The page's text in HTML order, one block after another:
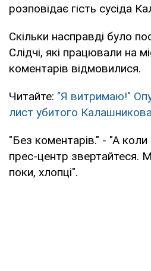
розповідає гість сусіда
Скільки насправді було
Слідчі, які працювали на
коментарів відмовилися.
Читайте: "Я витримаю!"
лист убитого
"Без коментарів." - "А
прес-центр звертайтеся.
поки, хлопці".